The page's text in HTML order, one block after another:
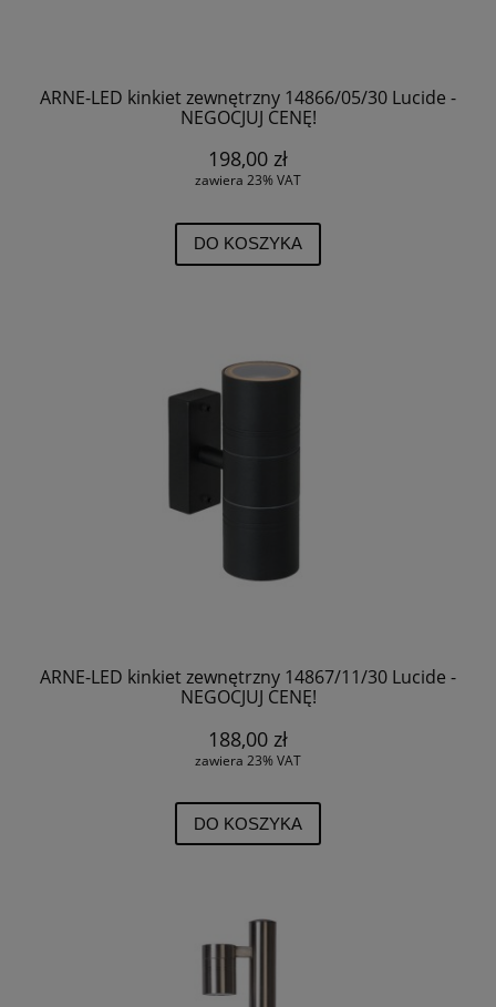
ARNE-LED kinkiet zewnętrzny 14866/05/30 Lucide -
NEGOCJUJ CENĘ!
198,00 zł
zawiera 23% VAT
DO KOSZYKA
ARNE-LED kinkiet zewnętrzny 14867/11/30 Lucide -
NEGOCJUJ CENĘ!
188,00 zł
zawiera 23% VAT
DO KOSZYKA